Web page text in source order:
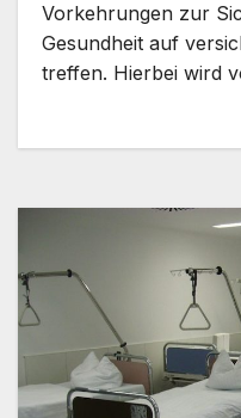
Vorkehrungen zur
Gesundheit auf
treffen. Hierbei wird